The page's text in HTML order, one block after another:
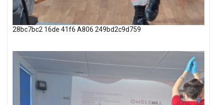
28bc7bc2 16de 41f6 A806 249bd2c9d759